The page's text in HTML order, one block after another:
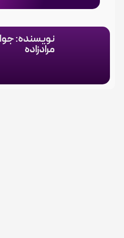
نویسنده:
مرادزاده